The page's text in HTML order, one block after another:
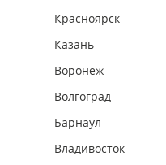
Красноярск
Казань
Воронеж
Волгоград
Барнаул
Владивосток